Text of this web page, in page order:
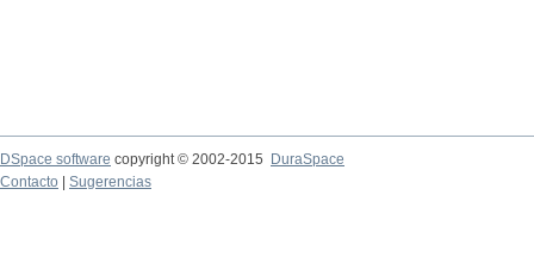
DSpace software copyright © 2002-2015
DuraSpace
Contacto
Sugerencias